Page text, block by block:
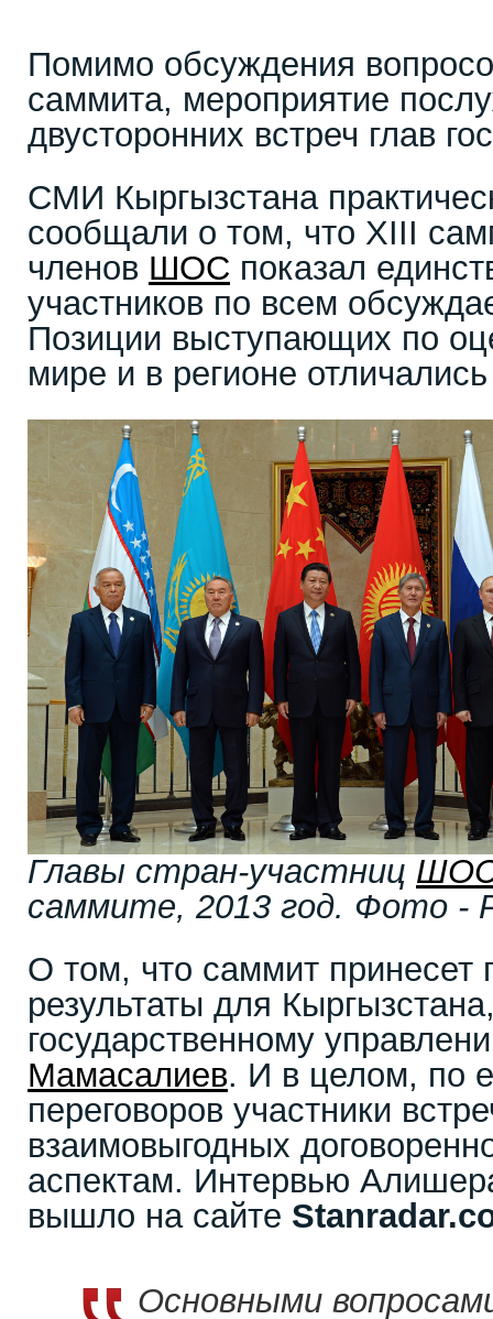
Помимо обсуждения
саммита, мероприятие
двусторонних встреч глав
СМИ Кыргызстана
сообщали о том, что XIII
членов ШОС показал
участников по всем
Позиции выступающих по
мире и в регионе
Главы стран-участниц
саммите, 2013 год. Фото -
О том, что саммит принесет
результаты для
государственному
Мамасалиев. И в целом, по
переговоров участники
взаимовыгодных
аспектам. Интервью
вышло на сайте
Основными